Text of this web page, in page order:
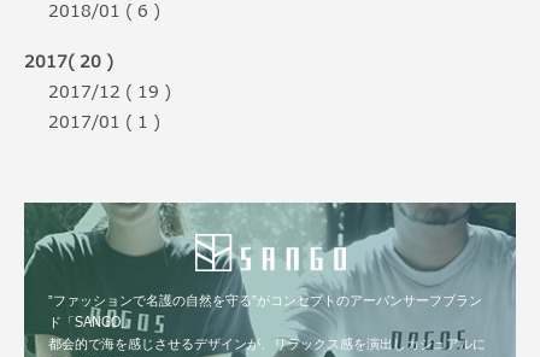
2018/01 ( 6 )
2017( 20 )
2017/12 ( 19 )
2017/01 ( 1 )
”ファッションで名護の自然を守る”がコンセプトのアーバンサーフブラン
ド「SANGO」
都会的で海を感じさせるデザインが、リラックス感を演出しカジュアルに